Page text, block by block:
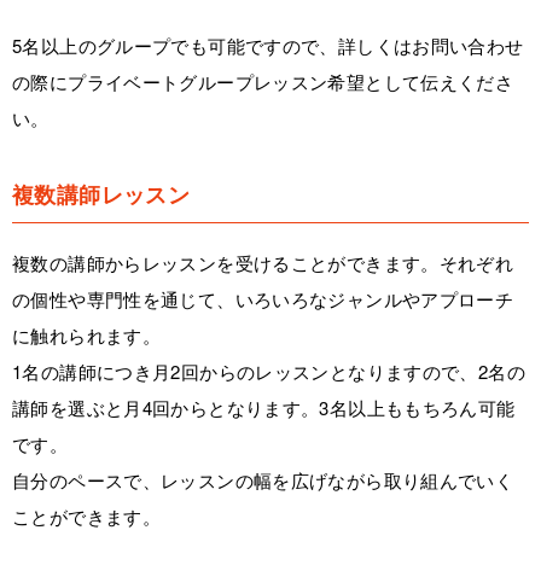
5名以上のグループでも可能ですので、詳しくはお問い合わせ
の際にプライベートグループレッスン希望として伝えくださ
い。
複数講師レッスン
複数の講師からレッスンを受けることができます。それぞれ
の個性や専門性を通じて、いろいろなジャンルやアプローチ
に触れられます。
1名の講師につき月2回からのレッスンとなりますので、2名の
講師を選ぶと月4回からとなります。3名以上ももちろん可能
です。
自分のペースで、レッスンの幅を広げながら取り組んでいく
ことができます。